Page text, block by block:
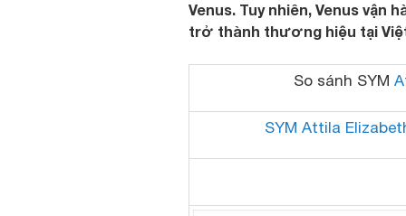
Venus. Tuy nhiên, Venus vận
trở thành thương hiệu tại
So sánh SYM
SYM Attila